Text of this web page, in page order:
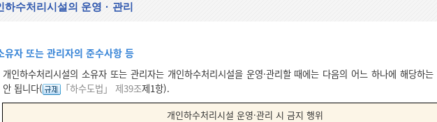
하수처리시설의 운영 · 관리
유자 또는 관리자의 준수사항 등
개인하수처리시설의 소유자 또는 관리자는 개인하수처리시설을 운영·관리할 때에는 다음의 어느 하나에 해당하
안 됩니다(
「하수도법」 제39조제1항).
개인하수처리시설 운영·관리 시 금지 행위